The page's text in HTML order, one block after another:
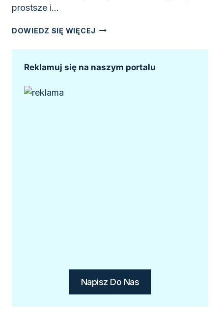
prostsze i…
DOWIEDZ SIĘ WIĘCEJ NIP
W
BIZNESOWEJ.
Reklamuj się na naszym portalu
Napisz Do Nas